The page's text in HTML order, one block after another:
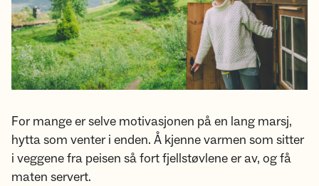
For mange er selve motivasjonen på en lang marsj,
hytta som venter i enden. Å kjenne varmen som sitter
i veggene fra peisen så fort fjellstøvlene er av, og få
maten servert.